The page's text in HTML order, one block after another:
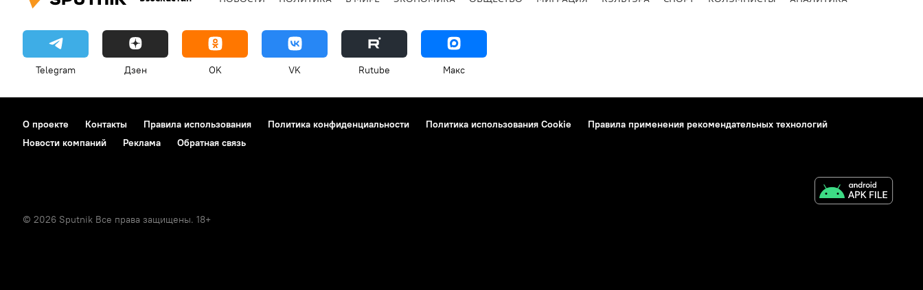
Telegram Дзен OK VK Rutube Макс
О проекте Контакты Правила использования Политика конфиденциальности Политика использования Cookie
Правила применения рекомендательных технологий
Новости компаний
Реклама Обратная связь
© 2026 Sputnik Все права защищены. 18+